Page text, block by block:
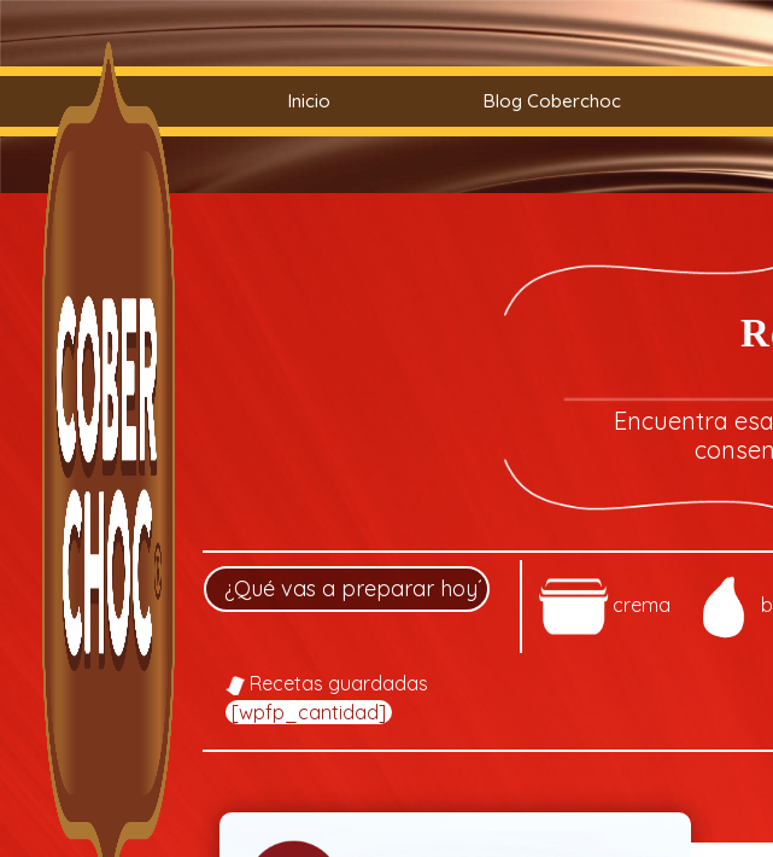
contenido
Inicio Blog Coberchoc
Encuentra
crema
Recetas guardadas
[wpfp_cantidad]